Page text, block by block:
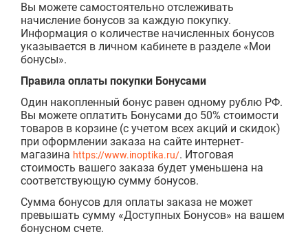
Вы можете самостоятельно отслеживать
начисление бонусов за каждую покупку.
Информация о количестве начисленных бонусов
указывается в личном кабинете в разделе «Мои
бонусы».
Правила оплаты покупки Бонусами
Один накопленный бонус равен одному рублю РФ.
Вы можете оплатить Бонусами до 50% стоимости
товаров в корзине (с учетом всех акций и скидок)
при оформлении заказа на сайте интернет-
магазина https://www.inoptika.ru/. Итоговая
стоимость вашего заказа будет уменьшена на
соответствующую сумму бонусов.
Сумма бонусов для оплаты заказа не может
превышать сумму «Доступных Бонусов» на вашем
бонусном счете.